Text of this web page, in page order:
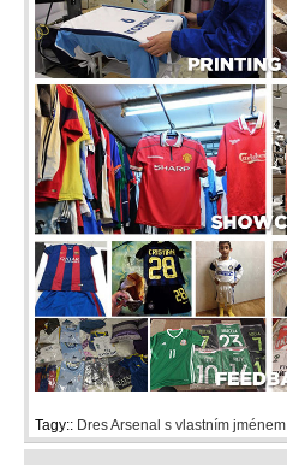
Tagy:: Dres Arsenal s vlastním jménem